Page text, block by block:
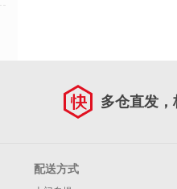
多仓直发
配送方式